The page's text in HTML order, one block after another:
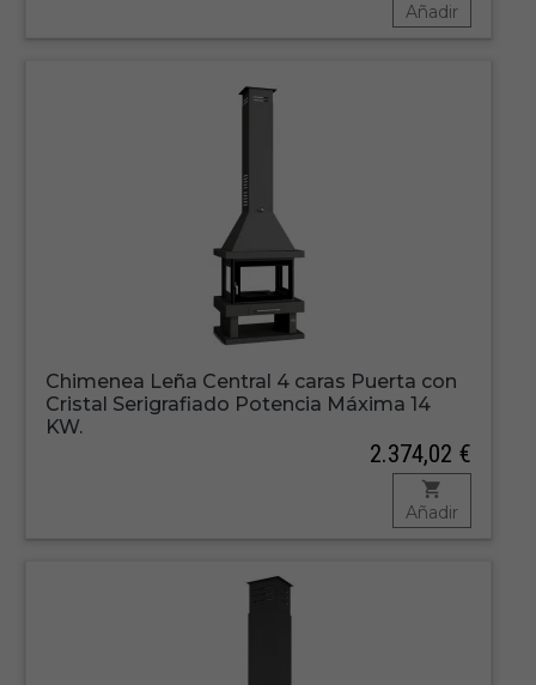
Añadir
Chimenea Leña Central 4 caras Puerta con
Cristal Serigrafiado Potencia Máxima 14
KW.
2.374,02 €
Añadir